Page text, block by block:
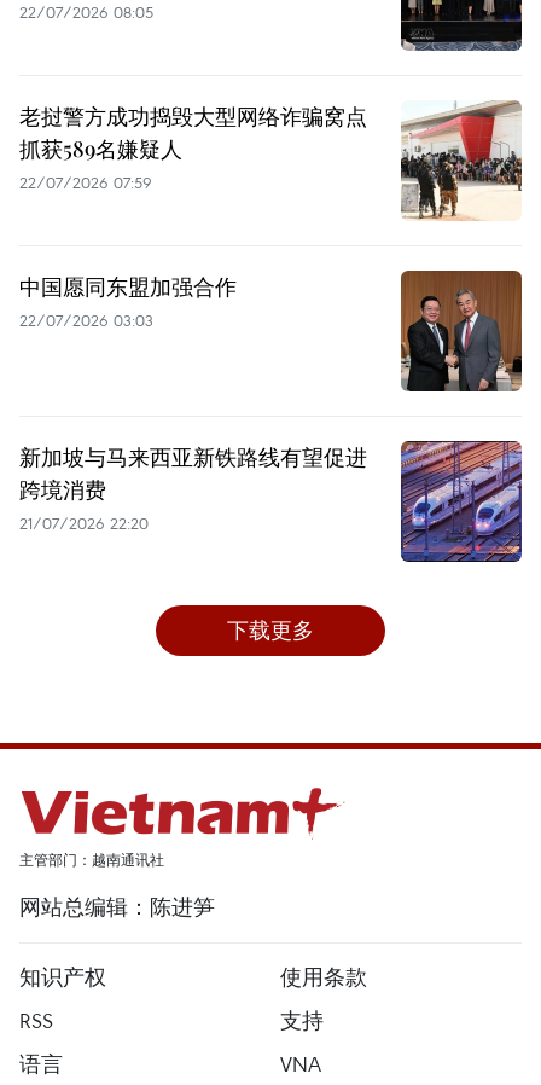
22/07/2026 08:05
老挝警方成功捣毁大型网络诈骗窝点
抓获589名嫌疑人
22/07/2026 07:59
中国愿同东盟加强合作
22/07/2026 03:03
新加坡与马来西亚新铁路线有望促进
跨境消费
21/07/2026 22:20
下载更多
主管部门：越南通讯社
网站总编辑：陈进笋
知识产权
使用条款
RSS
支持
语言
VNA